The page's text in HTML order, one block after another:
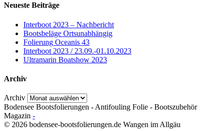
Neueste Beiträge
Interboot 2023 – Nachbericht
Bootsbeläge Ortsunabhängig
Folierung Oceanis 43
Interboot 2023 / 23.09.-01.10.2023
Ultramarin Boatshow 2023
Archiv
Archiv
Bodensee Bootsfolierungen - Antifouling Folie - Bootszubehör
Magazin -
© 2026 bodensee-bootsfolierungen.de Wangen im Allgäu